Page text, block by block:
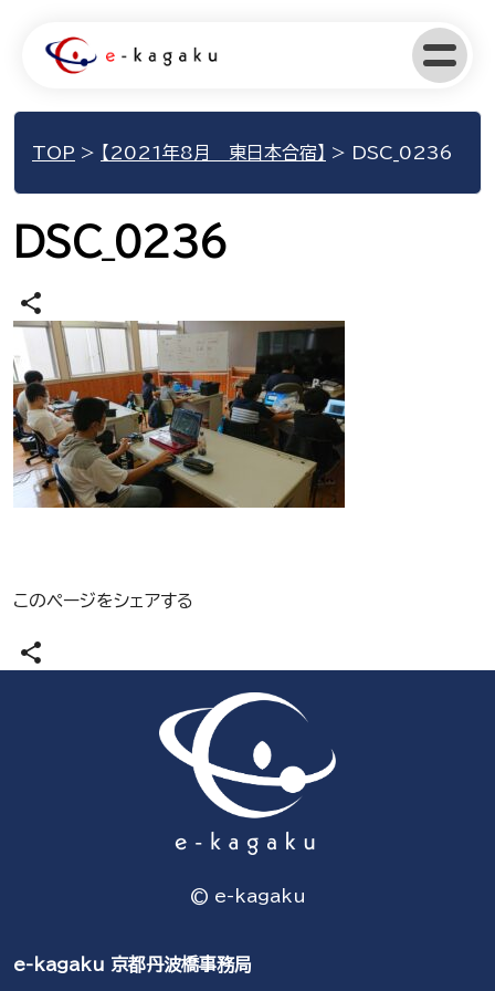
TOP > 【2021年8月 東日本合宿】 > DSC_0236
DSC_0236
share
このページをシェアする
share
© e-kagaku
e-kagaku 京都丹波橋事務局